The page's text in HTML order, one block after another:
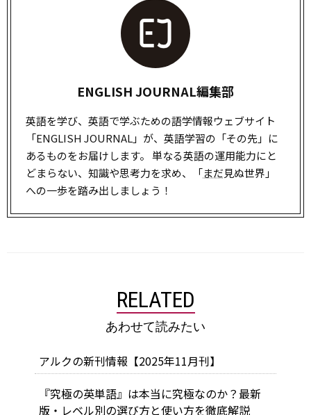
ENGLISH JOURNAL編集部
英語を学び、英語で学ぶための語学情報ウェブサイト
「ENGLISH JOURNAL」が、英語学習の「その先」に
あるものをお届けします。 単なる英語の運用能力にと
どまらない、知識や思考力を求め、「まだ見ぬ世界」
への一歩を踏み出しましょう！
RELATED
あわせて読みたい
アルクの新刊情報【2025年11月刊】
『究極の英単語』は本当に究極なのか？最新
版・レベル別の選び方と使い方を徹底解説